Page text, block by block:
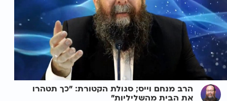
הרב מנחם וייס; סגולת הקטורת: "כך תטהרו
את הבית מהשליליות"